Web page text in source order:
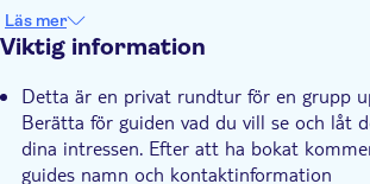
Utforska katedralen, kryptan och nå
beundra den hisnande utsikten över
Läs mer
Viktig information
Detta är en privat rundtur för en grupp
Berätta för guiden vad du vill se och låt
dina intressen. Efter att ha bokat
guides namn och kontaktinformation